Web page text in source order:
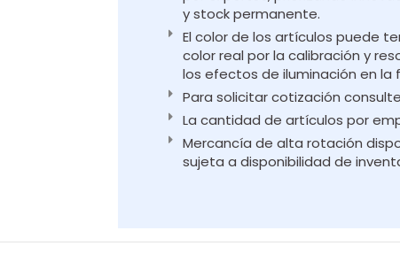
y stock permanente.
El color de los artículos puede
color real por la calibración y
los efectos de iluminación en la
Para solicitar cotización
La cantidad de artículos por
Mercancía de alta rotación
sujeta a disponibilidad de